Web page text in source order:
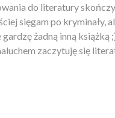
do literatury
sięgam po kryminały,
żadną inną książką
zaczytuję się